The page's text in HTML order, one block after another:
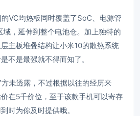
VC均热板同时覆盖了SoC、电源管
域，延伸到整个电池仓。加上独特的
主板堆叠结构让小米10的散热系统
不是最强就不得而知了。
未透露，不过根据以往的经历来
在5千价位，至于该款手机可以寄存
时为你及时提供哦。